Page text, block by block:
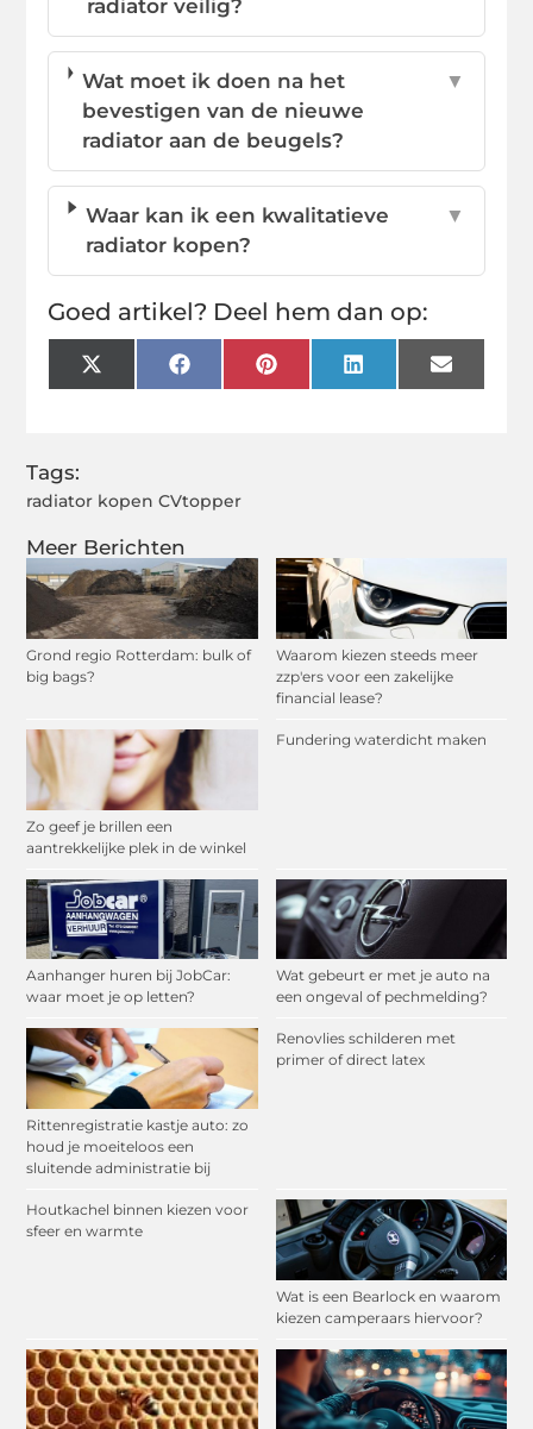
Meer Berichten
Grond regio Rotterdam: bulk of
big bags?
Waarom kiezen steeds meer
zzp'ers voor een zakelijke
financial lease?
Zo geef je brillen een
aantrekkelijke plek in de winkel
Fundering waterdicht maken
Aanhanger huren bij JobCar:
waar moet je op letten?
Wat gebeurt er met je auto na
een ongeval of pechmelding?
Rittenregistratie kastje auto: zo
houd je moeiteloos een
sluitende administratie bij
Renovlies schilderen met
primer of direct latex
Houtkachel binnen kiezen voor
sfeer en warmte
Wat is een Bearlock en waarom
kiezen camperaars hiervoor?
radiator veilig?
Wat moet ik doen na het
bevestigen van de nieuwe
radiator aan de beugels?
▼
Waar kan ik een kwalitatieve
radiator kopen?
▼
Goed artikel? Deel hem dan op:
X
(Twitter)
FacebookPinterestLinkedInEmail
Tags:
radiator kopen CVtopper